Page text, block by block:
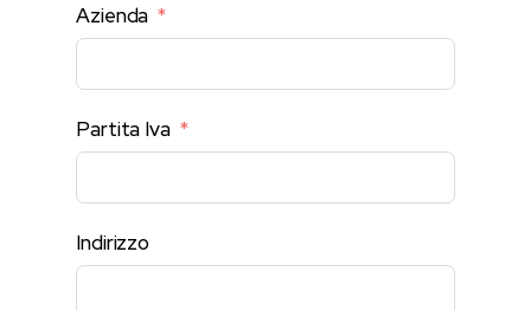
Azienda
Partita Iva
Indirizzo